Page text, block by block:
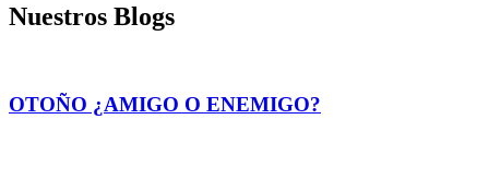
Nuestros Blogs
OTOÑO ¿AMIGO O ENEMIGO?